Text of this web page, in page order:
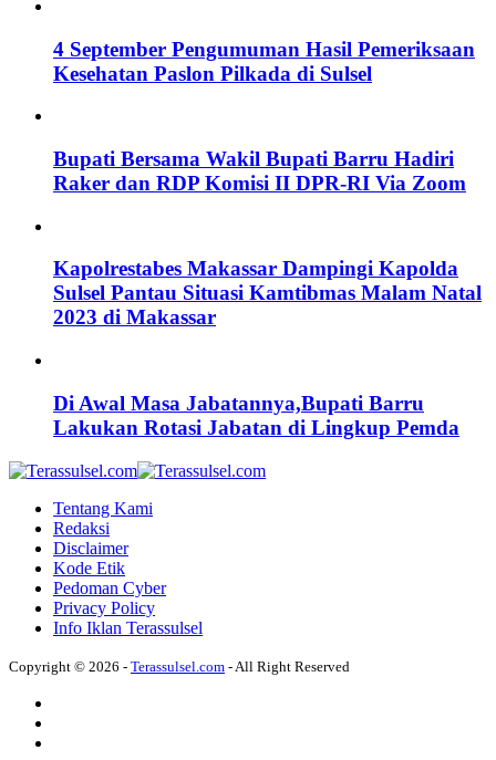
4 September Pengumuman Hasil Pemeriksaan
Kesehatan Paslon Pilkada di Sulsel
Bupati Bersama Wakil Bupati Barru Hadiri
Raker dan RDP Komisi II DPR-RI Via Zoom
Kapolrestabes Makassar Dampingi Kapolda
Sulsel Pantau Situasi Kamtibmas Malam Natal
2023 di Makassar
Di Awal Masa Jabatannya,Bupati Barru
Lakukan Rotasi Jabatan di Lingkup Pemda
Tentang Kami
Redaksi
Disclaimer
Kode Etik
Pedoman Cyber
Privacy Policy
Info Iklan Terassulsel
Copyright © 2026 - Terassulsel.com - All Right Reserved